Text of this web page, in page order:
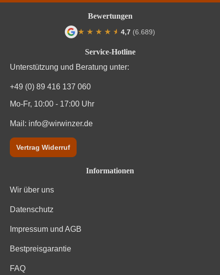
Service-Hotline
Unterstützung und Beratung unter:
+49 (0) 89 416 137 060
Mo-Fr, 10:00 - 17:00 Uhr
Mail: info@wirwinzer.de
Vertrag Widerruf
Informationen
Wir über uns
Datenschutz
Impressum und AGB
Bestpreisgarantie
FAQ
Bewertungen
★ ★ ★ ★ ★
★ 4,7 (6.689)